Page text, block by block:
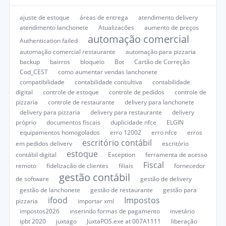
ajuste de estoque áreas de entrega
atendimento delivery
atendimento lanchonete
Atualizações
aumento de preços
Authentication failed
automação comercial
automação comercial restaurante
automação para pizzaria
backup
bairros bloqueio Bot
Cartão de Correção
Cod_CEST
como aumentar vendas lanchonete
compatibilidade
contabilidade consultiva
contabilidade
digital
controle de estoque controle de pedidos
controle de
pizzaria
controle de restaurante
delivery para lanchonete
delivery para pizzaria
delivery para restaurante
delivery
próprio
documentos fiscais duplicidade nfce
ELGIN
equipamentos homogolados
erro 12002 erro nfce
erros
em pedidos delivery
escritório contábil
escritório
contábil digital
estoque Exception
ferramenta de acesso
remoto
fidelização de clientes filiais Fiscal
fornecedor
de software
gestão contábil
gestão de delivery
gestão de lanchonete
gestão de restaurante
gestão para
pizzaria
ifood importar xml Impostos
impostos2026 inserindo formas de pagamento
invetário
ipbt 2020
juxtago JuxtaPOS.exe at 007A1111
liberação